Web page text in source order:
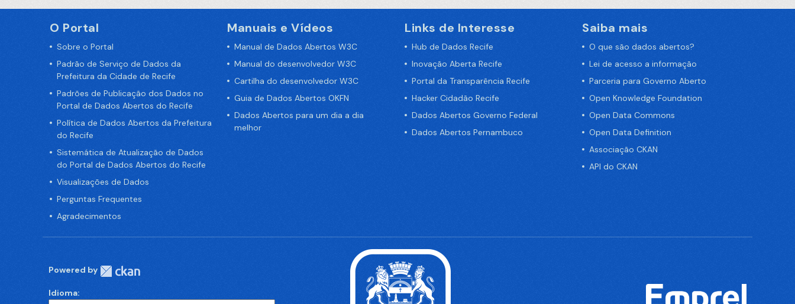
O Portal
Sobre o Portal
Padrão de Serviço de Dados da
Prefeitura da Cidade de Recife
Padrões de Publicação dos Dados no
Portal de Dados Abertos do Recife
Política de Dados Abertos da Prefeitura
do Recife
Sistemática de Atualização de Dados
do Portal de Dados Abertos do Recife
Visualizações de Dados
Perguntas Frequentes
Agradecimentos
Manuais e Vídeos
Manual de Dados Abertos W3C
Manual do desenvolvedor W3C
Cartilha do desenvolvedor W3C
Guia de Dados Abertos OKFN
Dados Abertos para um dia a dia
melhor
Links de Interesse
Hub de Dados Recife
Inovação Aberta Recife
Portal da Transparência Recife
Hacker Cidadão Recife
Dados Abertos Governo Federal
Dados Abertos Pernambuco
Saiba mais
O que são dados abertos?
Lei de acesso a informação
Parceria para Governo Aberto
Open Knowledge Foundation
Open Data Commons
Open Data Definition
Associação CKAN
API do CKAN
Powered by
Idioma